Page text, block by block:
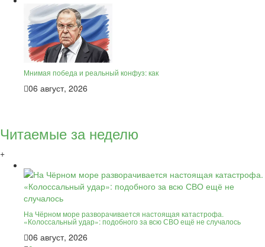
Мнимая победа и реальный конфуз: как
06 август, 2026
Читаемые за неделю
+
На Чёрном море разворачивается настоящая катастрофа.
«Колоссальный удар»: подобного за всю СВО ещё не случалось
06 август, 2026